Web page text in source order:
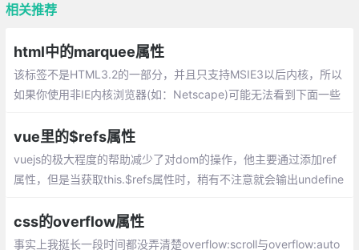
相关推荐
html中的marquee属性
该标签不是HTML3.2的一部分，并且只支持MSIE3以后内核，所以
如果你使用非IE内核浏览器(如：Netscape)可能无法看到下面一些
vue里的$refs属性
vuejs的极大程度的帮助减少了对dom的操作，他主要通过添加ref
属性，但是当获取this.$refs属性时，稍有不注意就会输出undefine
几种情况记录：
css的overflow属性
事实上我挺长一段时间都没弄清楚overflow:scroll与overflow:auto